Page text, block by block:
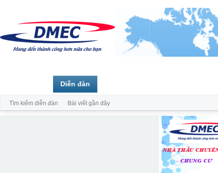
Diễn đàn
Tìm kiếm diễn đàn Bài viết gần đây